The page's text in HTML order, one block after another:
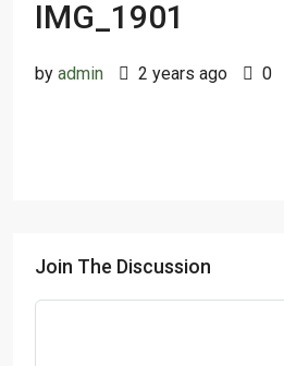
IMG_1901
by admin 2 years ago 0
Join The Discussion